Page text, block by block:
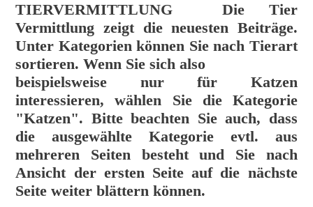
TIERVERMITTLUNG Die Tier
Vermittlung zeigt die neuesten Beiträge.
Unter Kategorien können Sie nach Tierart
sortieren. Wenn Sie sich also
beispielsweise nur für Katzen
interessieren, wählen Sie die Kategorie
"Katzen". Bitte beachten Sie auch, dass
die ausgewählte Kategorie evtl. aus
mehreren Seiten besteht und Sie nach
Ansicht der ersten Seite auf die nächste
Seite weiter blättern können.